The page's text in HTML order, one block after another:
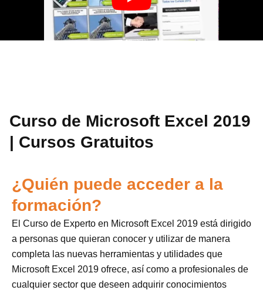
Curso de Microsoft Excel 2019
| Cursos Gratuitos
¿Quién puede acceder a la
formación?
El Curso de Experto en Microsoft Excel 2019 está dirigido
a personas que quieran conocer y utilizar de manera
completa las nuevas herramientas y utilidades que
Microsoft Excel 2019 ofrece, así como a profesionales de
cualquier sector que deseen adquirir conocimientos